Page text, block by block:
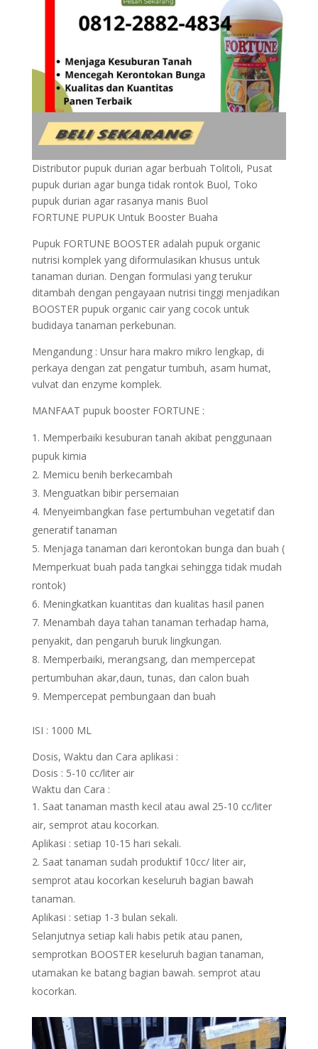
Distributor pupuk durian agar berbuah Tolitoli, Pusat
pupuk durian agar bunga tidak rontok Buol, Toko
pupuk durian agar rasanya manis Buol
FORTUNE PUPUK Untuk Booster Buaha
Pupuk FORTUNE BOOSTER adalah pupuk organic
nutrisi komplek yang diformulasikan khusus untuk
tanaman durian. Dengan formulasi yang terukur
ditambah dengan pengayaan nutrisi tinggi menjadikan
BOOSTER pupuk organic cair yang cocok untuk
budidaya tanaman perkebunan.
Mengandung : Unsur hara makro mikro lengkap, di
perkaya dengan zat pengatur tumbuh, asam humat,
vulvat dan enzyme komplek.
MANFAAT pupuk booster FORTUNE :
Memperbaiki kesuburan tanah akibat penggunaan
pupuk kimia
Memicu benih berkecambah
Menguatkan bibir persemaian
Menyeimbangkan fase pertumbuhan vegetatif dan
generatif tanaman
Menjaga tanaman dari kerontokan bunga dan buah (
Memperkuat buah pada tangkai sehingga tidak mudah
rontok)
Meningkatkan kuantitas dan kualitas hasil panen
Menambah daya tahan tanaman terhadap hama,
penyakit, dan pengaruh buruk lingkungan.
Memperbaiki, merangsang, dan mempercepat
pertumbuhan akar,daun, tunas, dan calon buah
Mempercepat pembungaan dan buah
ISI : 1000 ML
Dosis, Waktu dan Cara aplikasi :
Dosis : 5-10 cc/liter air
Waktu dan Cara :
Saat tanaman masth kecil atau awal 25-10 cc/liter
air, semprot atau kocorkan.
Aplikasi : setiap 10-15 hari sekali.
Saat tanaman sudah produktif 10cc/ liter air,
semprot atau kocorkan keseluruh bagian bawah
tanaman.
Aplikasi : setiap 1-3 bulan sekali.
Selanjutnya setiap kali habis petik atau panen,
semprotkan BOOSTER keseluruh bagian tanaman,
utamakan ke batang bagian bawah. semprot atau
kocorkan.